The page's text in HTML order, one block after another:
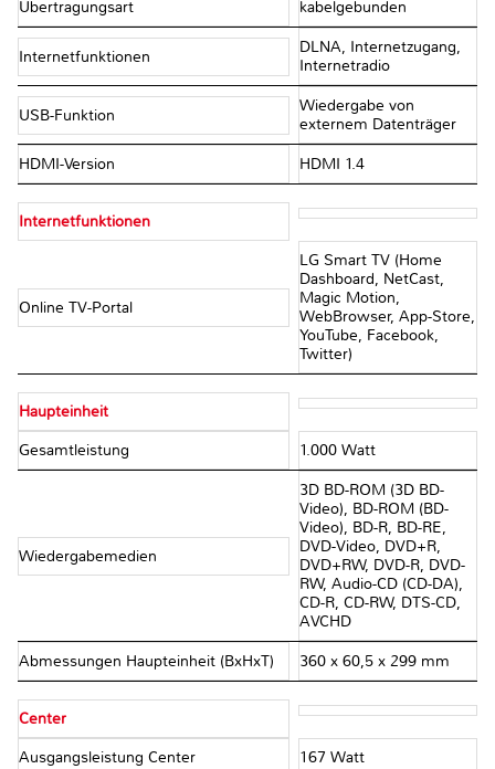
Übertragungsart kabelgebunden
Internetfunktionen
DLNA, Internetzugang,
Internetradio
USB-Funktion
Wiedergabe von
externem Datenträger
HDMI-Version HDMI 1.4
Internetfunktionen
Online TV-Portal
LG Smart TV (Home
Dashboard, NetCast,
Magic Motion,
WebBrowser, App-Store,
YouTube, Facebook,
Twitter)
Haupteinheit
Gesamtleistung 1.000 Watt
Wiedergabemedien
3D BD-ROM (3D BD-
Video), BD-ROM (BD-
Video), BD-R, BD-RE,
DVD-Video, DVD+R,
DVD+RW, DVD-R, DVD-
RW, Audio-CD (CD-DA),
CD-R, CD-RW, DTS-CD,
AVCHD
Abmessungen Haupteinheit (BxHxT) 360 x 60,5 x 299 mm
Center
Ausgangsleistung Center 167 Watt